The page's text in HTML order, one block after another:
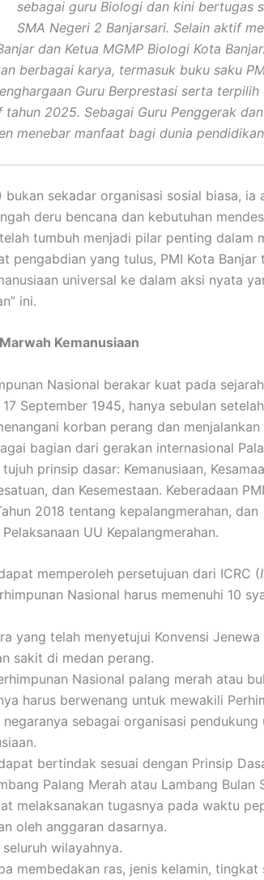
sebagai guru Biologi dan kini bertugas
SMA Negeri 2 Banjarsari. Selain aktif
dan Ketua MGMP Biologi Kota
berbagai karya, termasuk buku saku
Guru Berprestasi serta terpilih
2025. Sebagai Guru Penggerak
menebar manfaat bagi dunia
bukan sekadar organisasi sosial biasa, ia
deru bencana dan kebutuhan
tumbuh menjadi pilar penting dalam
pengabdian yang tulus, PMI Kota Banjar
universal ke dalam aksi nyata
ini.
Kemanusiaan
Nasional berakar kuat pada
September 1945, hanya sebulan
korban perang dan
bagian dari gerakan internasional
prinsip dasar: Kemanusiaan,
dan Kesemestaan. Keberadaan
2018 tentang kepalangmerahan,
UU Kepalangmerahan.
memperoleh persetujuan dari ICRC (
Nasional harus memenuhi 10
yang telah menyetujui Konvensi
sakit di medan perang.
Nasional palang merah atau
harus berwenang untuk mewakili
sebagai organisasi
bertindak sesuai dengan Prinsip
Palang Merah atau Lambang Bulan
melaksanakan tugasnya pada waktu
oleh anggaran dasarnya.
wilayahnya.
membedakan ras, jenis kelamin, tingkat